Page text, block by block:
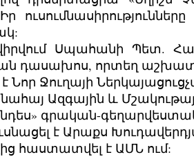
Սպահանի Պետ.
դասախոս, որտեղ
է Նոր Ջուղայի
Ազգային և
գրական-
է Արաքս
հաստատվել է ԱՄՆ ում: